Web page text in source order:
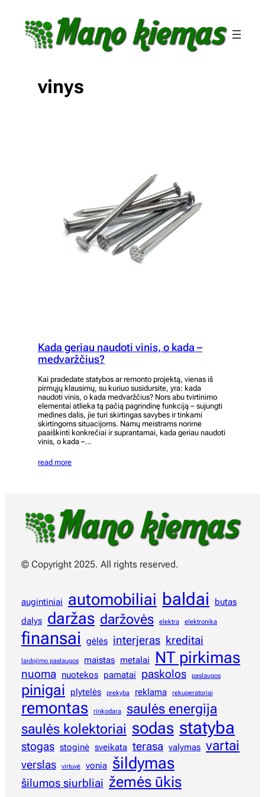
turinio
vinys
Kada geriau naudoti vinis, o kada –
medvaržčius?
Kai pradedate statybos ar remonto projektą, vienas iš
pirmųjų klausimų, su kuriuo susidursite, yra: kada
naudoti vinis, o kada medvaržčius? Nors abu tvirtinimo
elementai atlieka tą pačią pagrindinę funkciją – sujungti
medines dalis, jie turi skirtingas savybes ir tinkami
skirtingoms situacijoms. Namų meistrams norime
paaiškinti konkrečiai ir suprantamai, kada geriau naudoti
vinis, o kada –…
read more
© Copyright 2025. All rights reserved.
augintiniai automobiliai baldai
butas
dalys daržas daržovės elektra elektronika
finansai gėlės interjeras kreditai
laidojimo paslaugos maistas metalai NT pirkimas
nuoma nuotekos pamatai paskolos paslaugos
pinigai plytelės prekyba reklama rekuperatoriai
remontas rinkodara
saulės energija
saulės kolektoriai sodas statyba
stogas stoginė sveikata terasa valymas vartai
verslas virtuvė vonia šildymas
šilumos siurbliai žemės ūkis